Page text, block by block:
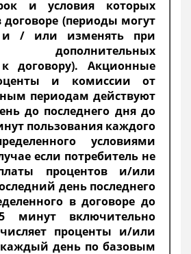
и условия которых
(периоды могут
и / или изменять при
дополнительных
договору). Акционные
и комиссии от
периодам действуют
до последнего дня до
пользования каждого
условиями
если потребитель не
процентов и/или
день последнего
в договоре до
минут включительно
проценты и/или
день по базовым